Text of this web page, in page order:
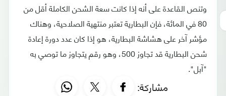
وتنص القاعدة على أنه إذا كانت سعة الشحن الكاملة أقل من
80 في المائة، فإن البطارية تعتبر منتهية الصلاحية، وهناك
مؤشر آخر على هشاشة البطارية، هو إذا كان عدد دورة إعادة
شحن البطارية قد تجاوز 500، وهو رقم يتجاوز ما توصي به
"آبل".
مشاركة: